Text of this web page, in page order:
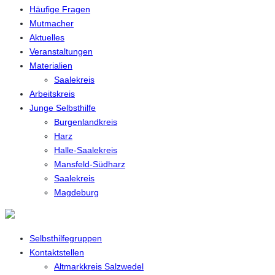
Häufige Fragen
Mutmacher
Aktuelles
Veranstaltungen
Materialien
Saalekreis
Arbeitskreis
Junge Selbsthilfe
Burgenlandkreis
Harz
Halle-Saalekreis
Mansfeld-Südharz
Saalekreis
Magdeburg
Selbsthilfegruppen
Kontaktstellen
Altmarkkreis Salzwedel